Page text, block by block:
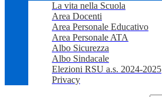
La vita nella Scuola
Area Docenti
Area Personale Educativo
Area Personale ATA
Albo Sicurezza
Albo Sindacale
Elezioni RSU a.s. 2024-2025
Privacy